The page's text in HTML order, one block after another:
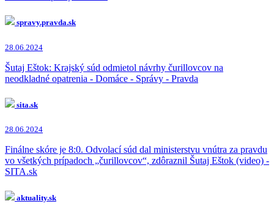
spravy.pravda.sk
28.06.2024
Šutaj Eštok: Krajský súd odmietol návrhy čurillovcov na
neodkladné opatrenia - Domáce - Správy - Pravda
sita.sk
28.06.2024
Finálne skóre je 8:0. Odvolací súd dal ministerstvu vnútra za pravdu
vo všetkých prípadoch „čurillovcov“, zdôraznil Šutaj Eštok (video) -
SITA.sk
aktuality.sk